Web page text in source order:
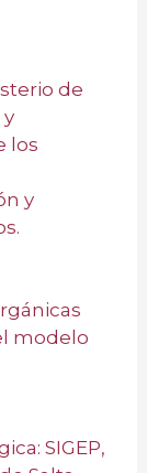
de
y
los
y
modelo
SIGEP,